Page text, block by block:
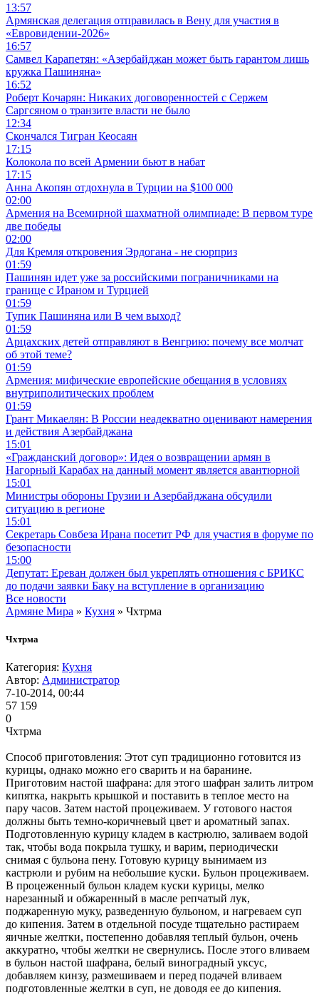
13:57
Армянская делегация отправилась в Вену для участия в
«Евровидении-2026»
16:57
Самвел Карапетян: «Азербайджан может быть гарантом лишь
кружка Пашиняна»
16:52
Роберт Кочарян: Никаких договоренностей с Сержем
Саргсяном о транзите власти не было
12:34
Скончался Тигран Кеосаян
17:15
Колокола по всей Армении бьют в набат
17:15
Анна Акопян отдохнула в Турции на $100 000
02:00
Армения на Всемирной шахматной олимпиаде: В первом туре
две победы
02:00
Для Кремля откровения Эрдогана - не сюрприз
01:59
Пашинян идет уже за российскими пограничниками на
границе с Ираном и Турцией
01:59
Тупик Пашиняна или В чем выход?
01:59
Арцахских детей отправляют в Венгрию: почему все молчат
об этой теме?
01:59
Армения: мифические европейские обещания в условиях
внутриполитических проблем
01:59
Грант Микаелян: В России неадекватно оценивают намерения
и действия Азербайджана
15:01
«Гражданский договор»: Идея о возвращении армян в
Нагорный Карабах на данный момент является авантюрной
15:01
Министры обороны Грузии и Азербайджана обсудили
ситуацию в регионе
15:01
Секретарь Совбеза Ирана посетит РФ для участия в форуме по
безопасности
15:00
Депутат: Ереван должен был укреплять отношения с БРИКС
до подачи заявки Баку на вступление в организацию
Все новости
Армяне Мира » Кухня » Чхтрма
Чхтрма
Категория: Кухня
Автор: Администратор
7-10-2014, 00:44
57 159
0
Чхтрма
Способ приготовления: Этот суп традиционно готовится из
курицы, однако можно его сварить и на баранине.
Приготовим настой шафрана: для этого шафран залить литром
кипятка, накрыть крышкой и поставить в теплое место на
пару часов. Затем настой процеживаем. У готового настоя
должны быть темно-коричневый цвет и ароматный запах.
Подготовленную курицу кладем в кастрюлю, заливаем водой
так, чтобы вода покрыла тушку, и варим, периодически
снимая с бульона пену. Готовую курицу вынимаем из
кастрюли и рубим на небольшие куски. Бульон процеживаем.
В процеженный бульон кладем куски курицы, мелко
нарезанный и обжаренный в масле репчатый лук,
поджаренную муку, разведенную бульоном, и нагреваем суп
до кипения. Затем в отдельной посуде тщательно растираем
яичные желтки, постепенно добавляя теплый бульон, очень
аккуратно, чтобы желтки не свернулись. После этого вливаем
в бульон настой шафрана, белый виноградный уксус,
добавляем кинзу, размешиваем и перед подачей вливаем
подготовленные желтки в суп, не доводя ее до кипения.